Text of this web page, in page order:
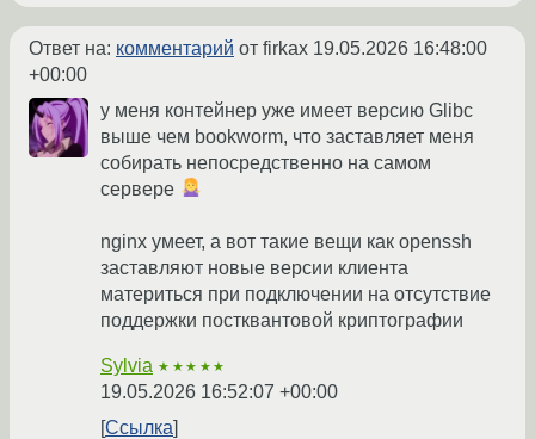
Ответ на: комментарий от firkax 19.05.2026 16:48:00
+00:00
у меня контейнер уже имеет версию Glibc
выше чем bookworm, что заставляет меня
собирать непосредственно на самом
сервере
nginx умеет, а вот такие вещи как openssh
заставляют новые версии клиента
материться при подключении на отсутствие
поддержки постквантовой криптографии
Sylvia ★★★★★
19.05.2026 16:52:07 +00:00
Ссылка